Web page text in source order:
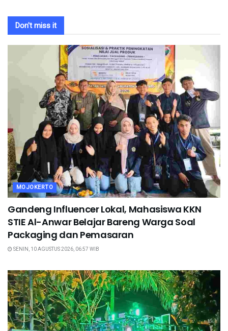
Don't miss it
MOJOKERTO
Gandeng Influencer Lokal, Mahasiswa KKN
STIE Al-Anwar Belajar Bareng Warga Soal
Packaging dan Pemasaran
SENIN, 10 AGUSTUS 2026, 06:57 WIB